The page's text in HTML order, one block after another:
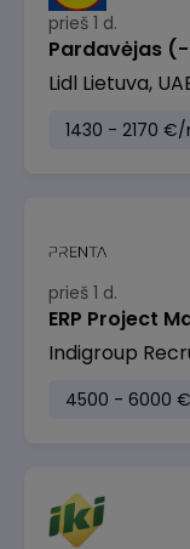
prieš 1 d.
Pardavėjas
Lidl Lietuva,
1430 - 2170
prieš 1 d.
ERP Project
Indigroup
4500 - 6000